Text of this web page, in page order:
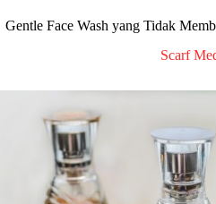
Gentle Face Wash yang Tidak
Scarf